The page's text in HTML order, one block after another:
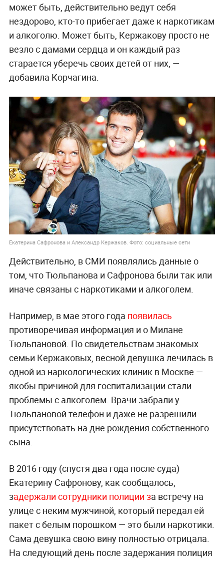
может быть, действительно ведут себя
нездорово, кто-то прибегает даже к наркотикам
и алкоголю. Может быть, Кержакову просто не
везло с дамами сердца и он каждый раз
старается уберечь своих детей от них, —
добавила Корчагина.
Екатерина Сафронова и Александр Кержаков. Фото: социальные сети
Действительно, в СМИ появлялись данные о
том, что Тюльпанова и Сафронова были так или
иначе связаны с наркотиками и алкоголем.
Например, в мае этого года появилась
противоречивая информация и о Милане
Тюльпановой. По свидетельствам знакомых
семьи Кержаковых, весной девушка лечилась в
одной из наркологических клиник в Москве —
якобы причиной для госпитализации стали
проблемы с алкоголем. Врачи забрали у
Тюльпановой телефон и даже не разрешили
присутствовать на дне рождения собственного
сына.
В 2016 году (спустя два года после суда)
Екатерину Сафронову, как сообщалось,
задержали сотрудники полиции за встречу на
улице с неким мужчиной, который передал ей
пакет с белым порошком — это были наркотики.
Сама девушка свою вину полностью отрицала.
На следующий день после задержания полиция